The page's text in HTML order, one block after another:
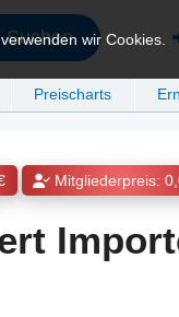
Suchen
Preischarts
wir Cookies.
Mitgliederpreis: